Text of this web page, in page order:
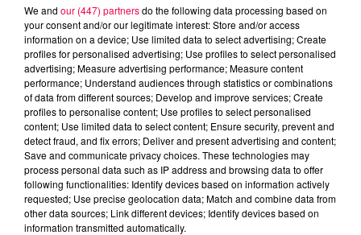
Publié : 31 mai 2024 à 12h38
podcasts/2024/05/Un-jour-une-chanson-du-
vendredi-31-mai.mp3
We and our (447) partnersdo the following data processing based on
your consent and/or our legitimate interest: Store and/or access
information on a device; Use limited data to select advertising; Create
profiles for personalised advertising; Use profiles to select personalised
advertising; Measure advertising performance; Measure content
performance; Understand audiences through statistics or combinations
of data from different sources; Develop and improve services; Create
profiles to personalise content; Use profiles to select personalised
content; Use limited data to select content; Ensure security, prevent and
detect fraud, and fix errors; Deliver and present advertising and content;
Save and communicate privacy choices. These technologies may
process personal data such as IP address and browsing data to offer
following functionalities: Identify devices based on information actively
requested; Use precise geolocation data; Match and combine data from
other data sources; Link different devices; Identify devices based on
information transmitted automatically.